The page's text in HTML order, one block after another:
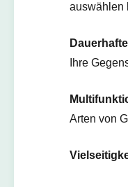
auswählen
Ihre
Arten von